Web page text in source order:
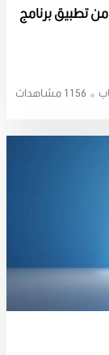
تطبيق برنامج
1156 مشاهدات